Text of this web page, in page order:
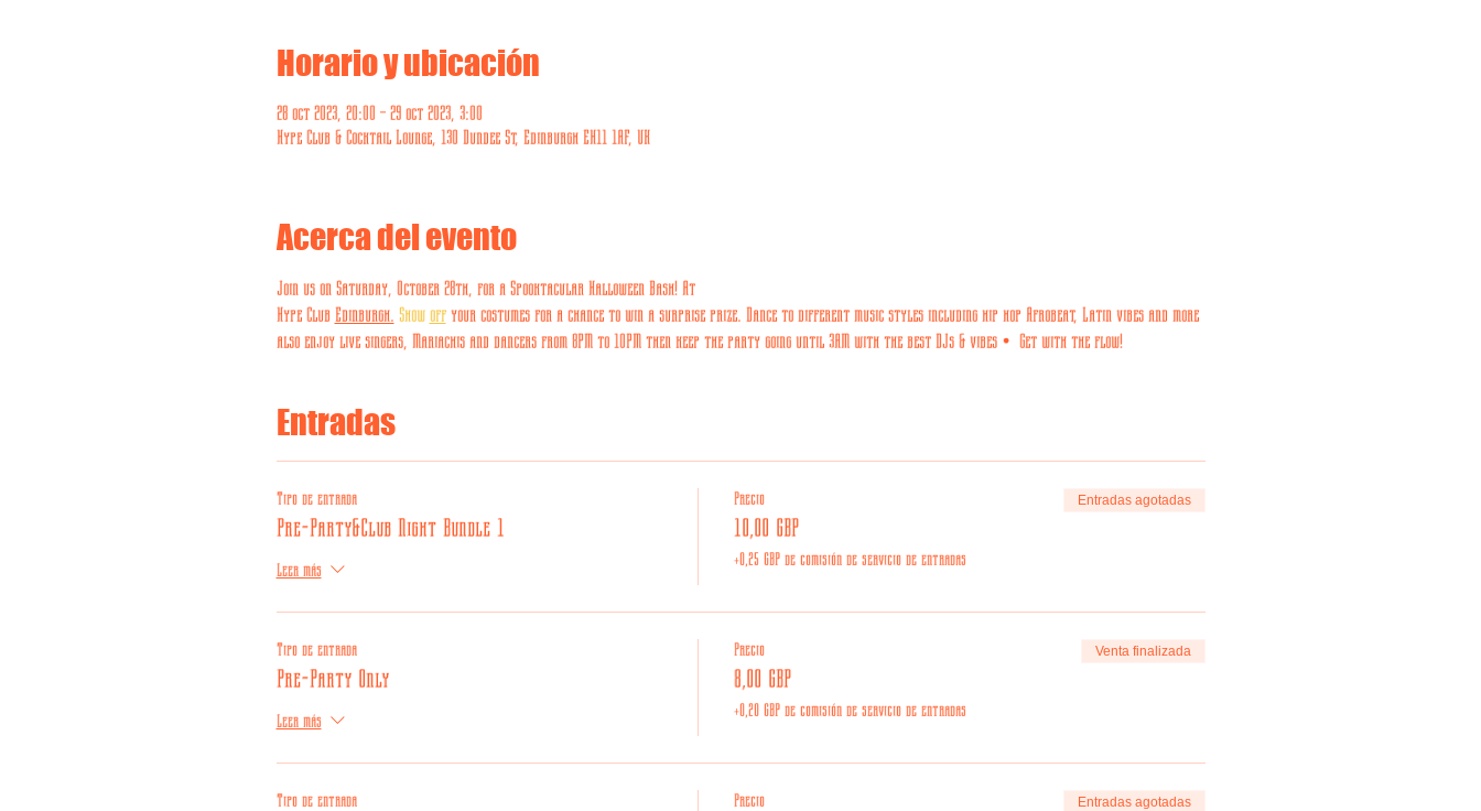
Horario y ubicación
28 oct 2023, 20:00 – 29 oct 2023, 3:00
Hype Club & Cocktail Lounge, 130 Dundee St, Edinburgh EH11 1AF, UK
Acerca del evento
Join us on Saturday, October 28th, for a Spooktacular Halloween Bash! At
Hype Club Edinburgh. Show off your costumes for a chance to win a surprise prize. Dance to different music styles including hip hop Afrobeat, Latin vibes and more
also enjoy live singers, Mariachis and dancers from 8PM to 10PM then keep the party going until 3AM with the best DJs & vibes •  Get with the flow!
Entradas
Tipo de entrada
Pre-Party&Club Night Bundle 1
Leer más
Precio
10,00 GBP
+0,25 GBP de comisión de servicio de entradas
Entradas agotadas
Tipo de entrada
Pre-Party Only
Leer más
Precio
8,00 GBP
+0,20 GBP de comisión de servicio de entradas
Venta finalizada
Tipo de entrada Precio Entradas agotadas